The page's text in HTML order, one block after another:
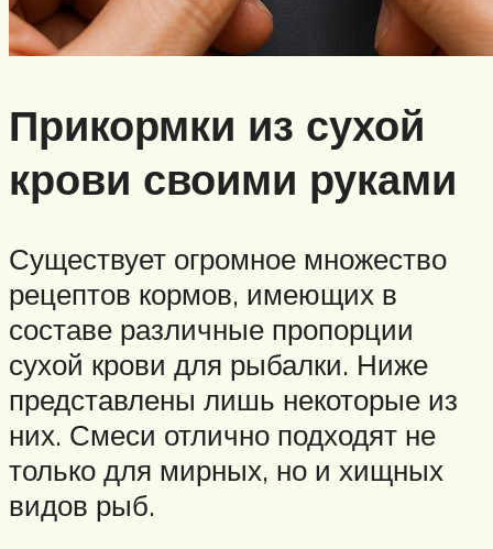
Прикормки из сухой
крови своими руками
Существует огромное множество
рецептов кормов, имеющих в
составе различные пропорции
сухой крови для рыбалки. Ниже
представлены лишь некоторые из
них. Смеси отлично подходят не
только для мирных, но и хищных
видов рыб.